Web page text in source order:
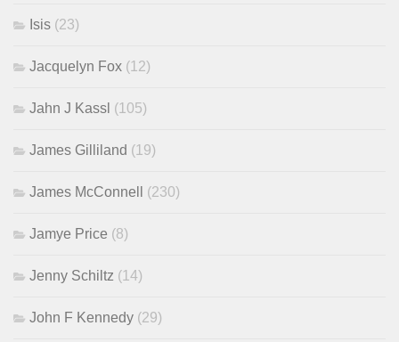
Isis (23)
Jacquelyn Fox (12)
Jahn J Kassl (105)
James Gilliland (19)
James McConnell (230)
Jamye Price (8)
Jenny Schiltz (14)
John F Kennedy (29)